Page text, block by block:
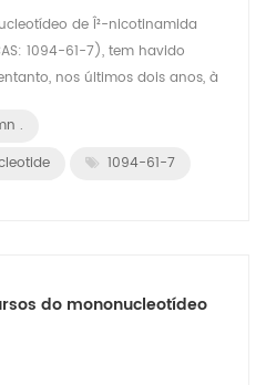
de Î²-nicotinamida
1094-61-7), tem havido
nos últimos dois anos, à
.
1094-61-7
do mononucleotídeo